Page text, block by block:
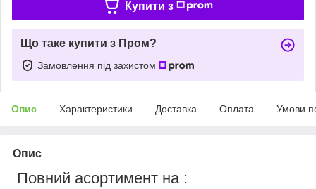
Купити з
Що таке купити з Пром?
Замовлення під захистом
Опис Характеристики Доставка Оплата Умови
Опис
Повний асортимент на :